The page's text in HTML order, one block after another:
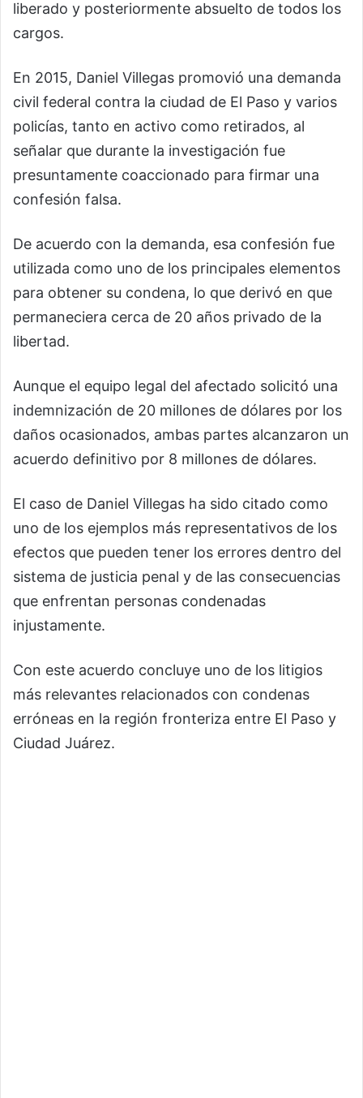
liberado y posteriormente absuelto de todos los
cargos.
En 2015, Daniel Villegas promovió una demanda
civil federal contra la ciudad de El Paso y varios
policías, tanto en activo como retirados, al
señalar que durante la investigación fue
presuntamente coaccionado para firmar una
confesión falsa.
De acuerdo con la demanda, esa confesión fue
utilizada como uno de los principales elementos
para obtener su condena, lo que derivó en que
permaneciera cerca de 20 años privado de la
libertad.
Aunque el equipo legal del afectado solicitó una
indemnización de 20 millones de dólares por los
daños ocasionados, ambas partes alcanzaron un
acuerdo definitivo por 8 millones de dólares.
El caso de Daniel Villegas ha sido citado como
uno de los ejemplos más representativos de los
efectos que pueden tener los errores dentro del
sistema de justicia penal y de las consecuencias
que enfrentan personas condenadas
injustamente.
Con este acuerdo concluye uno de los litigios
más relevantes relacionados con condenas
erróneas en la región fronteriza entre El Paso y
Ciudad Juárez.